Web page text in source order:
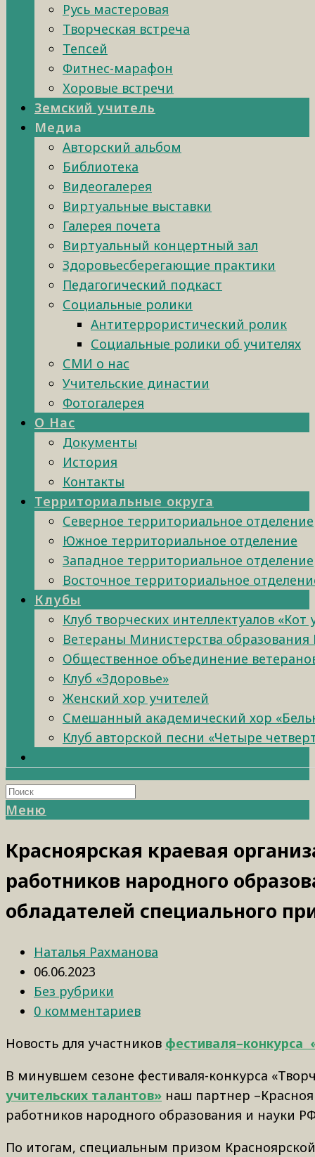
Русь мастеровая
Творческая встреча
Тепсей
Фитнес-марафон
Хоровые встречи
Земский учитель
Медиа
Авторский альбом
Библиотека
Видеогалерея
Виртуальные выставки
Галерея почета
Виртуальный концертный зал
Здоровьесберегающие практики
Педагогический подкаст
Социальные ролики
Антитеррористический ролик
Социальные ролики об учителях
СМИ о нас
Учительские династии
Фотогалерея
О Нас
Документы
История
Контакты
Территориальные округа
Северное территориальное отделение
Южное территориальное отделение
Западное территориальное отделение
Восточное территориальное
Клубы
Клуб творческих интеллектуалов «Кот
Ветераны Министерства образования
Общественное объединение
Клуб «Здоровье»
Женский хор учителей
Смешанный академический хор
Клуб авторской песни «Четыре
Меню
Красноярская краевая
работников народного
обладателей специального
Наталья Рахманова
06.06.2023
Без рубрики
0 комментариев
Новость для участников фестиваля–конкурса
В минувшем сезоне фестиваля-конкурса
учительских талантов» наш партнер
работников народного образования и науки
По итогам, специальным призом